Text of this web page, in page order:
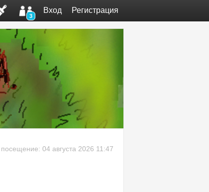
3
Вход Регистрация
04 августа 2026 11:47